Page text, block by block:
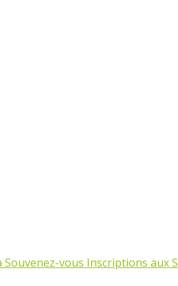
Souvenez-vous Inscriptions aux